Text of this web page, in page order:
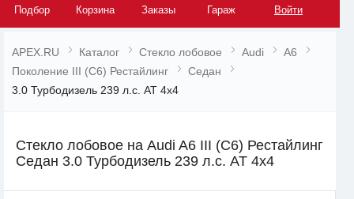
Подбор Корзина Заказы Гараж Войти
APEX.RU Каталог Стекло лобовое Audi
A6
Поколение III (C6) Рестайлинг
Седан
3.0 Турбодизель 239 л.с. AT 4x4
Стекло лобовое на Audi A6 III (C6) Рестайлинг
Седан 3.0 Турбодизель 239 л.с. AT 4x4